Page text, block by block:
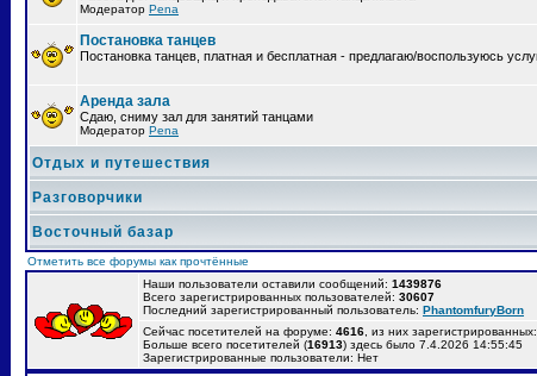
Модератор Pena
Постановка танцев
Постановка танцев, платная и бесплатная - предлагаю/воспользуюсь
Аренда зала
Сдаю, сниму зал для занятий танцами
Модератор Pena
Отдых и путешествия
Разговорчики
Восточный базар
Отметить все форумы как прочтённые
Наши пользователи оставили сообщений: 1439876
Всего зарегистрированных пользователей: 30607
Последний зарегистрированный пользователь: PhantomfuryBorn
Сейчас посетителей на форуме: 4616 , из них
Больше всего посетителей (16913) здесь было 7.4.2026 14:55:45
Зарегистрированные пользователи: Нет